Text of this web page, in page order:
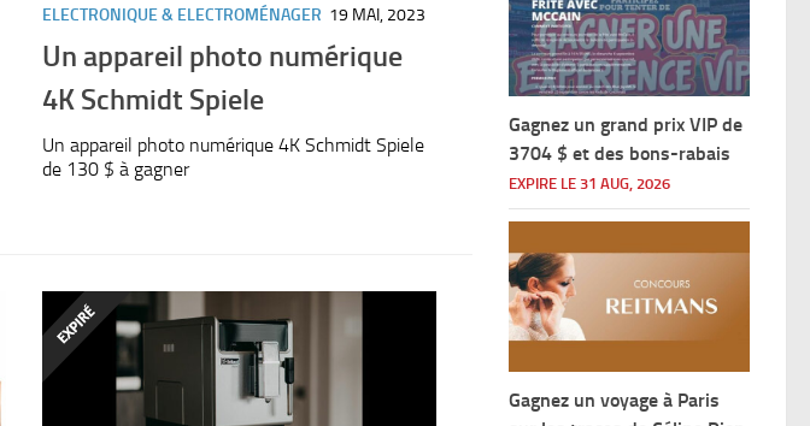
ELECTRONIQUE & ELECTROMÉNAGER 19 MAI, 2023
Un appareil photo numérique
4K Schmidt Spiele
Un appareil photo numérique 4K Schmidt Spiele
de 130 $ à gagner
Gagnez un grand prix VIP de
3704 $ et des bons-rabais
EXPIRE LE 31 AUG, 2026
Gagnez un voyage à Paris